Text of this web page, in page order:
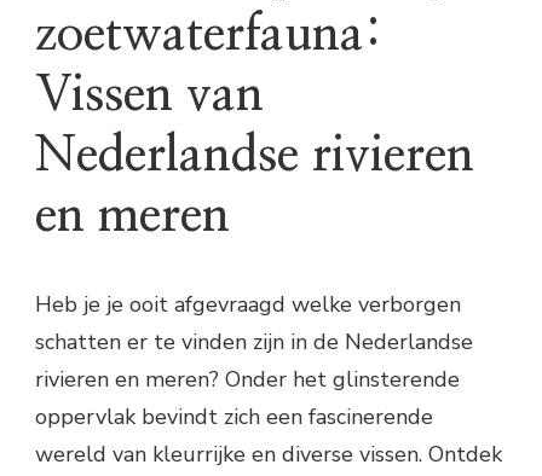
zoetwaterfauna:
Vissen van
Nederlandse rivieren
en meren
Heb je je ooit afgevraagd welke verborgen
schatten er te vinden zijn in de Nederlandse
rivieren en meren? Onder het glinsterende
oppervlak bevindt zich een fascinerende
wereld van kleurrijke en diverse vissen. Ontdek